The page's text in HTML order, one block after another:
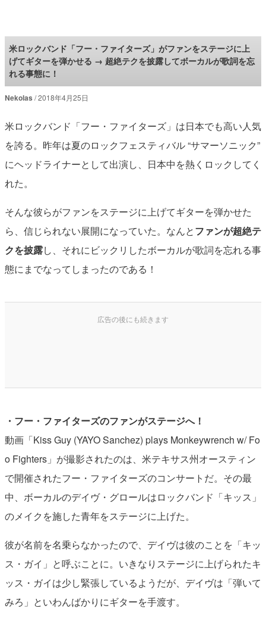
ロケットニュース24
米ロックバンド「フー・ファイターズ」がファンをステージに上
げてギターを弾かせる → 超絶テクを披露してボーカルが歌詞を忘
れる事態に！
Nekolas 2018年4月25日
米ロックバンド「フー・ファイターズ」は日本でも高い人気
を誇る。昨年は夏のロックフェスティバル “サマーソニック”
にヘッドライナーとして出演し、日本中を熱くロックしてく
れた。
そんな彼らがファンをステージに上げてギターを弾かせた
ら、信じられない展開になっていた。なんとファンが超絶テ
クを披露し、それにビックリしたボーカルが歌詞を忘れる事
態にまでなってしまったのである！
・フー・ファイターズのファンがステージへ！
動画「Kiss Guy (YAYO Sanchez) plays Monkeywrench w/ Fo
o Fighters」が撮影されたのは、米テキサス州オースティン
で開催されたフー・ファイターズのコンサートだ。その最
中、ボーカルのデイヴ・グロールはロックバンド「キッス」
のメイクを施した青年をステージに上げた。
彼が名前を名乗らなかったので、デイヴは彼のことを「キッ
ス・ガイ」と呼ぶことに。いきなりステージに上げられたキ
ッス・ガイは少し緊張しているようだが、デイヴは「弾いて
みろ」といわんばかりにギターを手渡す。